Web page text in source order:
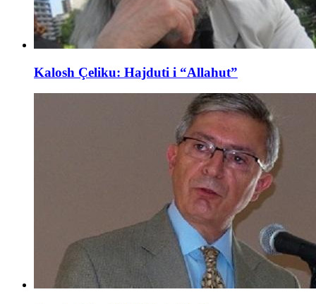
Kalosh Çeliku: Hajduti i “Allahut”